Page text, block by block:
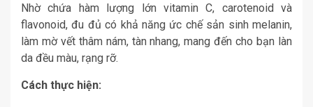
Nhờ chứa hàm lượng lớn vitamin C, carotenoid và
flavonoid, đu đủ có khả năng ức chế sản sinh melanin,
làm mờ vết thâm nám, tàn nhang, mang đến cho bạn làn
da đều màu, rạng rỡ.
Cách thực hiện: